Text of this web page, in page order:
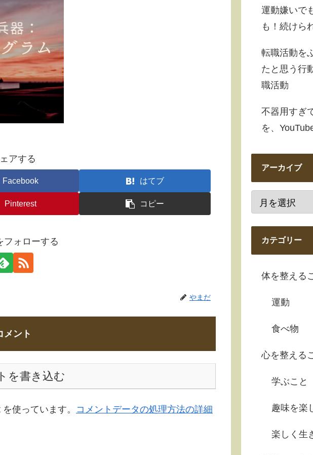
アする
Facebook はてブ
Pinterest コピー
フォローする
やまだ
メント
を書き込む
使っています。 コメントデータの処理方法の詳細
運動嫌いで
も！続けら
転職活動を
たと思う行
職活動
不器用すぎ
を、
アーカイブ
カテゴリー
体を整える
運動
食べ物
心を整える
学ぶこと
趣味を楽
楽しく生